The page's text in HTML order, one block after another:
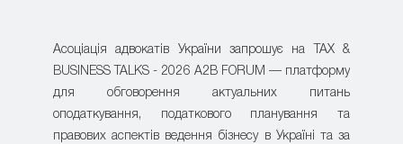
Асоціація адвокатів України запрошує на TAX &
BUSINESS TALKS - 2026 A2B FORUM — платформу
для обговорення актуальних питань
оподаткування, податкового планування та
правових аспектів ведення бізнесу в Україні та за